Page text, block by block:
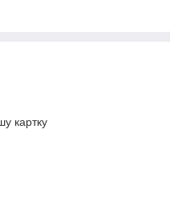
картку